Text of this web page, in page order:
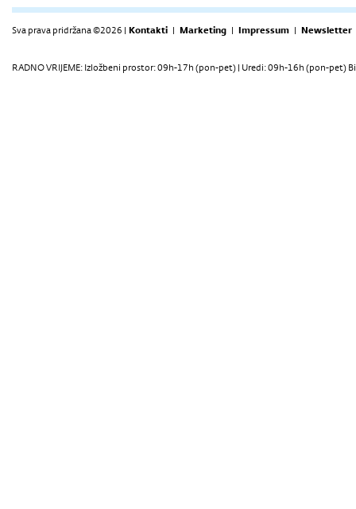
Sva prava pridržana ©2026 | Kontakti | Marketing | Impressum | Newsletter
RADNO VRIJEME: Izložbeni prostor: 09h-17h (pon-pet) | Uredi: 09h-16h (pon-pet)